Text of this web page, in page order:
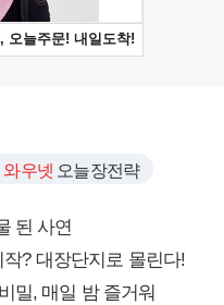
와우넷 오늘장전략
된 사연
? 대장단지로 몰린다!
밀, 매일 밤 즐거워